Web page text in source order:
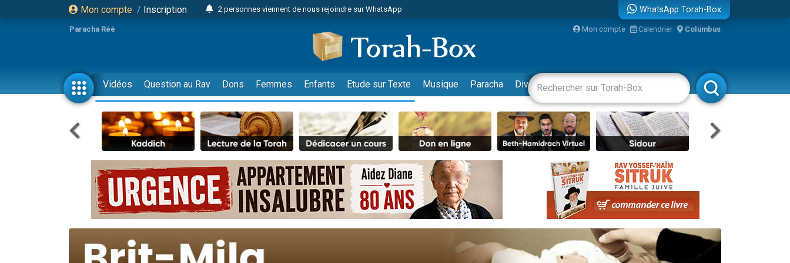
Mon compte / Inscription
2 personnes viennent de nous rejoindre sur WhatsApp
2 nouvelles musiques dans Torah-Box Music
8 personnes viennent de faire un don pour Tsédaka : pauvres d'Israel
4 personnes viennent de faire un don pour Diane, 80 ans, dans un appartement insalubre
Nouvelle émission radio : Visions de grandeur n°104 : Le Chabbath et le Birkat Hamazone à travers le temps
61 personnes viennent de demander une bénédiction
39 personnes viennent de faire un don pour Sauvez la jambe de Yohan
Il reste 49 places pour étudier en groupe sur Zoom
Ariel vient de donner son Maasser
Nathaniel vient de donner son Maasser
6 personnes viennent de faire un don pour 5 enfants déjà orphelins risquent de perdre leur maman
2 personnes viennent de faire un don pour Reloger Rivka, 6 enfants, victime de violences...
10 personnes viennent de demander une bénédiction
Il reste 49 places pour étudier en groupe sur Zoom
WhatsApp Torah-Box
Paracha Réé Mon compte Calendrier Columbus
Vidéos Question au Rav Dons Femmes Enfants Etude sur Texte Musique Paracha Divertissements Livres Rabbanim